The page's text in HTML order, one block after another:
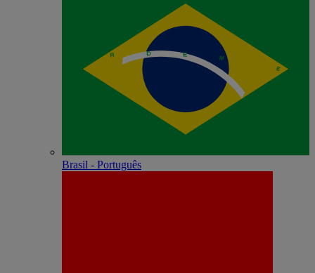
Brasil - Português